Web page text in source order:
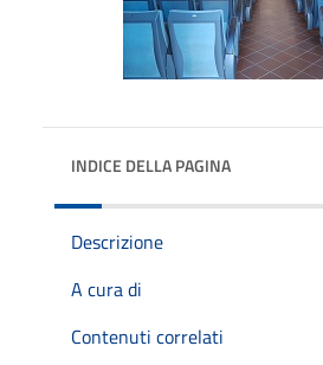
INDICE DELLA PAGINA
Descrizione
A cura di
Contenuti correlati